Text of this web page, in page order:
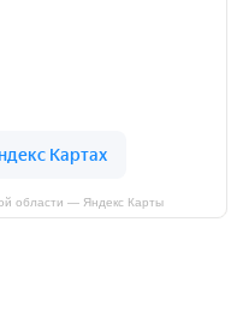
области — Яндекс Карты